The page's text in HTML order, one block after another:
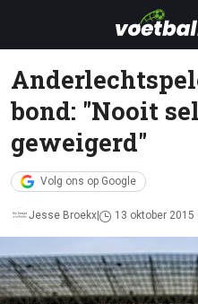
bond: "Nooit
geweigerd"
Volg ons op Google
Jesse Broekx 13 oktober 2015